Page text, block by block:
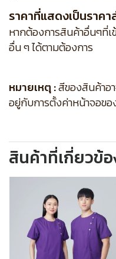
ราคาที่แสดงเป็นราค
หากต้องการสินค้าอื่นๆที่
อื่น ๆ ได้ตามต้องการ
หมายเหตุ :สีของสินค้าอ
อยู่กับการตั้งค่าหน้าจอขอ
สินค้าที่เกี่ยวข้